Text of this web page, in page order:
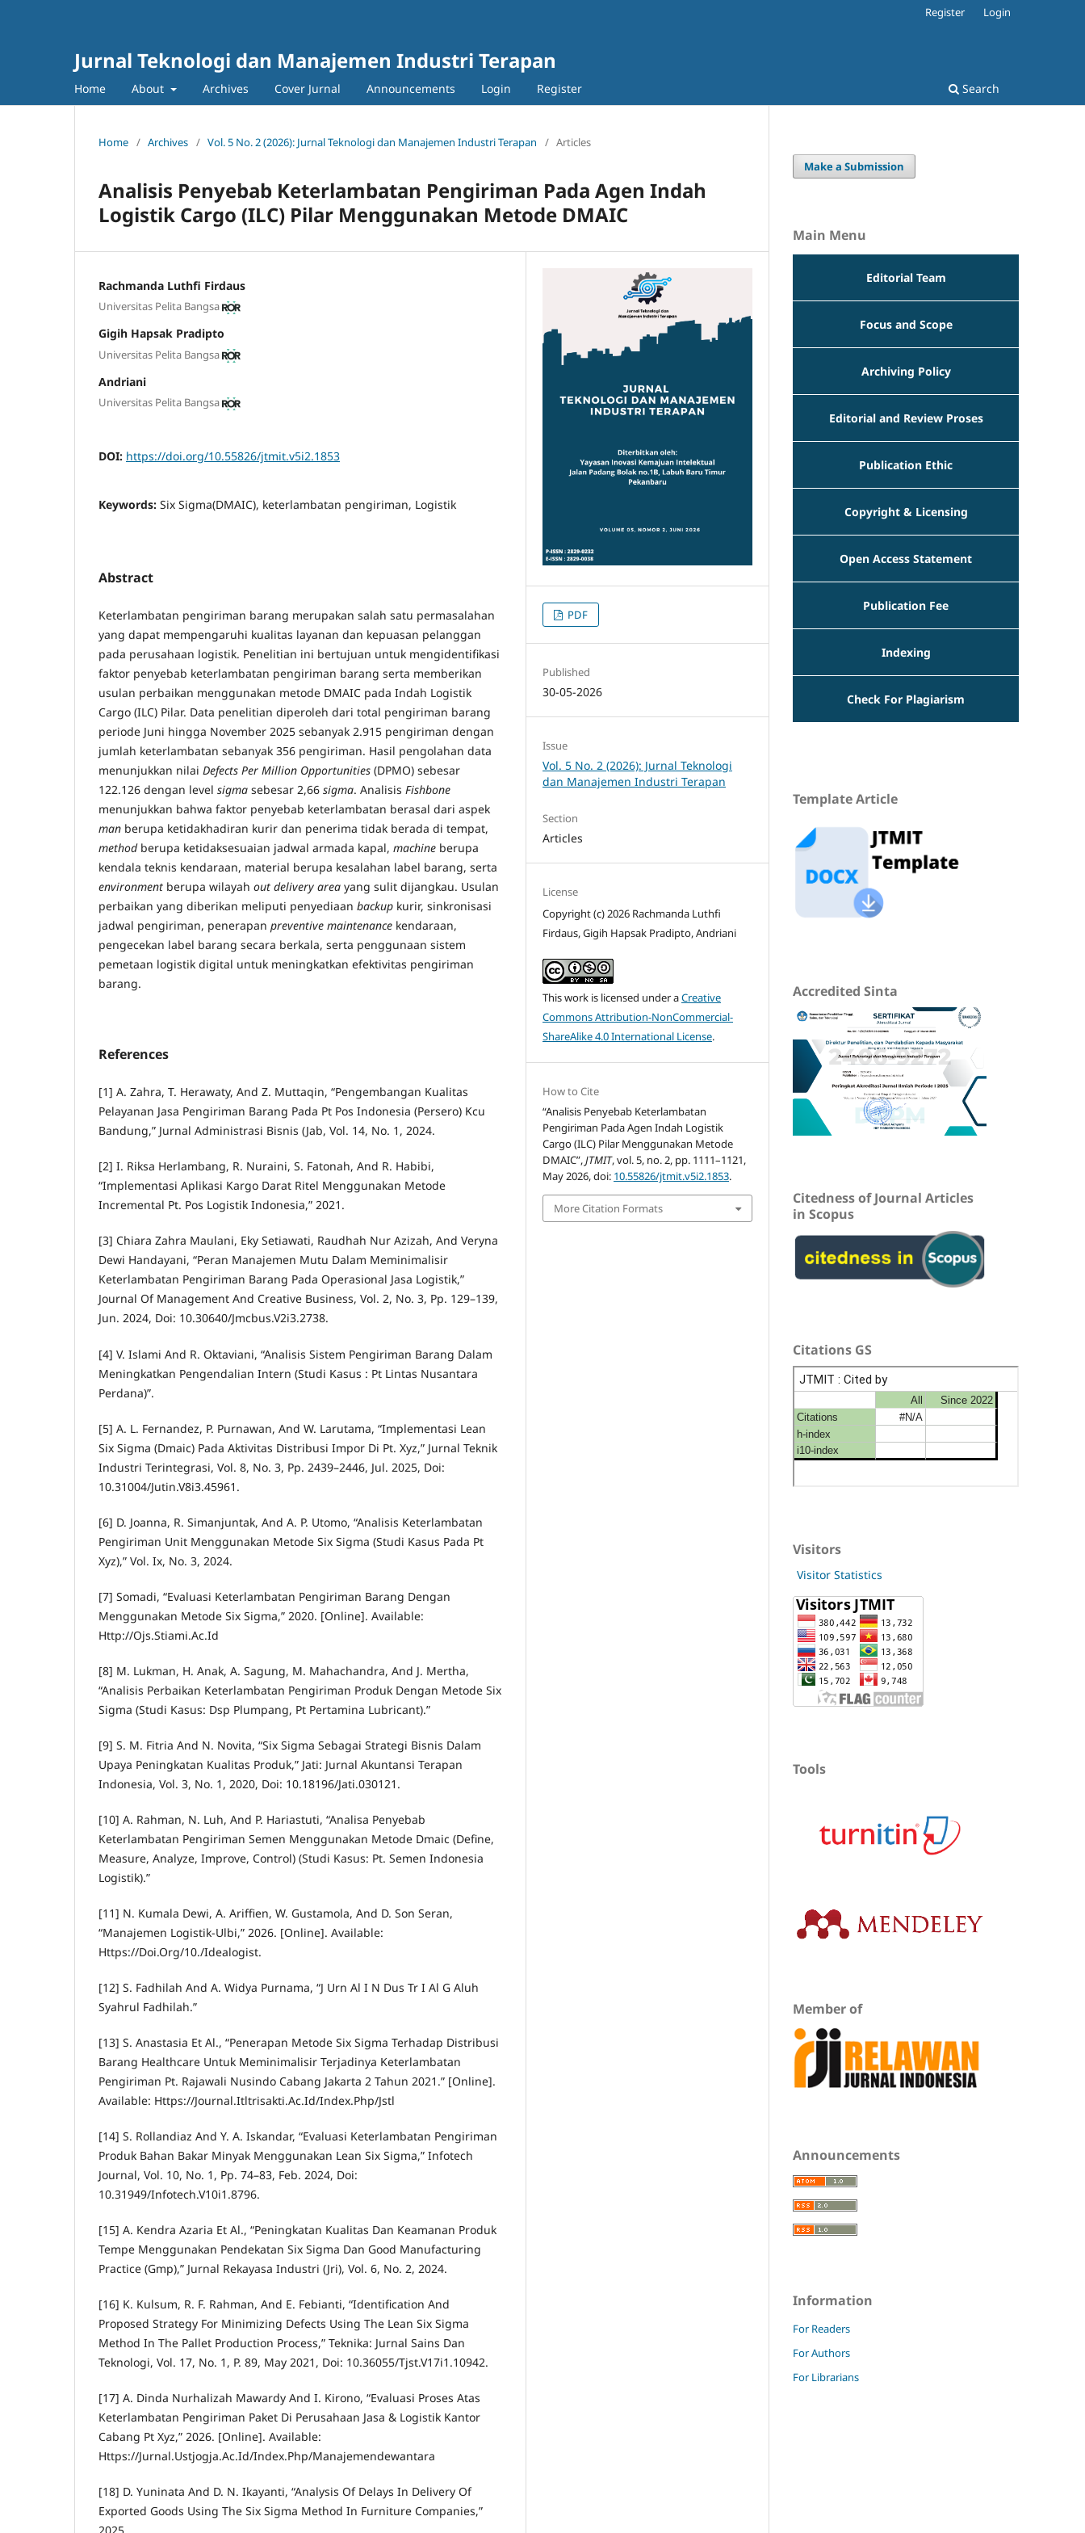
Jurnal Teknologi dan Manajemen Industri Terapan
Home About Archives Cover Jurnal Announcements Login Register Search
Register Login
Home / Archives / Vol. 5 No. 2 (2026): Jurnal Teknologi dan Manajemen Industri Terapan / Articles
Analisis Penyebab Keterlambatan Pengiriman Pada Agen Indah
Logistik Cargo (ILC) Pilar Menggunakan Metode DMAIC
Rachmanda Luthfi Firdaus
Universitas Pelita Bangsa
Gigih Hapsak Pradipto
Universitas Pelita Bangsa
Andriani
Universitas Pelita Bangsa
DOI: https://doi.org/10.55826/jtmit.v5i2.1853
Keywords: Six Sigma(DMAIC), keterlambatan pengiriman, Logistik
Abstract
Keterlambatan pengiriman barang merupakan salah satu permasalahan
yang dapat mempengaruhi kualitas layanan dan kepuasan pelanggan
pada perusahaan logistik. Penelitian ini bertujuan untuk mengidentifikasi
faktor penyebab keterlambatan pengiriman barang serta memberikan
usulan perbaikan menggunakan metode DMAIC pada Indah Logistik
Cargo (ILC) Pilar. Data penelitian diperoleh dari total pengiriman barang
periode Juni hingga November 2025 sebanyak 2.915 pengiriman dengan
jumlah keterlambatan sebanyak 356 pengiriman. Hasil pengolahan data
menunjukkan nilai Defects Per Million Opportunities (DPMO) sebesar
122.126 dengan level sigma sebesar 2,66 sigma. Analisis Fishbone
menunjukkan bahwa faktor penyebab keterlambatan berasal dari aspek
man berupa ketidakhadiran kurir dan penerima tidak berada di tempat,
method berupa ketidaksesuaian jadwal armada kapal, machine berupa
kendala teknis kendaraan, material berupa kesalahan label barang, serta
environment berupa wilayah out delivery area yang sulit dijangkau. Usulan
perbaikan yang diberikan meliputi penyediaan backup kurir, sinkronisasi
jadwal pengiriman, penerapan preventive maintenance kendaraan,
pengecekan label barang secara berkala, serta penggunaan sistem
pemetaan logistik digital untuk meningkatkan efektivitas pengiriman
barang.
References
[1] A. Zahra, T. Herawaty, And Z. Muttaqin, “Pengembangan Kualitas
Pelayanan Jasa Pengiriman Barang Pada Pt Pos Indonesia (Persero) Kcu
Bandung,” Jurnal Administrasi Bisnis (Jab, Vol. 14, No. 1, 2024.
[2] I. Riksa Herlambang, R. Nuraini, S. Fatonah, And R. Habibi,
“Implementasi Aplikasi Kargo Darat Ritel Menggunakan Metode
Incremental Pt. Pos Logistik Indonesia,” 2021.
[3] Chiara Zahra Maulani, Eky Setiawati, Raudhah Nur Azizah, And Veryna
Dewi Handayani, “Peran Manajemen Mutu Dalam Meminimalisir
Keterlambatan Pengiriman Barang Pada Operasional Jasa Logistik,”
Journal Of Management And Creative Business, Vol. 2, No. 3, Pp. 129–139,
Jun. 2024, Doi: 10.30640/Jmcbus.V2i3.2738.
[4] V. Islami And R. Oktaviani, “Analisis Sistem Pengiriman Barang Dalam
Meningkatkan Pengendalian Intern (Studi Kasus : Pt Lintas Nusantara
Perdana)”.
[5] A. L. Fernandez, P. Purnawan, And W. Larutama, “Implementasi Lean
Six Sigma (Dmaic) Pada Aktivitas Distribusi Impor Di Pt. Xyz,” Jurnal Teknik
Industri Terintegrasi, Vol. 8, No. 3, Pp. 2439–2446, Jul. 2025, Doi:
10.31004/Jutin.V8i3.45961.
[6] D. Joanna, R. Simanjuntak, And A. P. Utomo, “Analisis Keterlambatan
Pengiriman Unit Menggunakan Metode Six Sigma (Studi Kasus Pada Pt
Xyz),” Vol. Ix, No. 3, 2024.
[7] Somadi, “Evaluasi Keterlambatan Pengiriman Barang Dengan
Menggunakan Metode Six Sigma,” 2020. [Online]. Available:
Http://Ojs.Stiami.Ac.Id
[8] M. Lukman, H. Anak, A. Sagung, M. Mahachandra, And J. Mertha,
“Analisis Perbaikan Keterlambatan Pengiriman Produk Dengan Metode Six
Sigma (Studi Kasus: Dsp Plumpang, Pt Pertamina Lubricant).”
[9] S. M. Fitria And N. Novita, “Six Sigma Sebagai Strategi Bisnis Dalam
Upaya Peningkatan Kualitas Produk,” Jati: Jurnal Akuntansi Terapan
Indonesia, Vol. 3, No. 1, 2020, Doi: 10.18196/Jati.030121.
[10] A. Rahman, N. Luh, And P. Hariastuti, “Analisa Penyebab
Keterlambatan Pengiriman Semen Menggunakan Metode Dmaic (Define,
Measure, Analyze, Improve, Control) (Studi Kasus: Pt. Semen Indonesia
Logistik).”
[11] N. Kumala Dewi, A. Ariffien, W. Gustamola, And D. Son Seran,
“Manajemen Logistik-Ulbi,” 2026. [Online]. Available:
Https://Doi.Org/10./Idealogist.
[12] S. Fadhilah And A. Widya Purnama, “J Urn Al I N Dus Tr I Al G Aluh
Syahrul Fadhilah.”
[13] S. Anastasia Et Al., “Penerapan Metode Six Sigma Terhadap Distribusi
Barang Healthcare Untuk Meminimalisir Terjadinya Keterlambatan
Pengiriman Pt. Rajawali Nusindo Cabang Jakarta 2 Tahun 2021.” [Online].
Available: Https://Journal.Itltrisakti.Ac.Id/Index.Php/Jstl
[14] S. Rollandiaz And Y. A. Iskandar, “Evaluasi Keterlambatan Pengiriman
Produk Bahan Bakar Minyak Menggunakan Lean Six Sigma,” Infotech
Journal, Vol. 10, No. 1, Pp. 74–83, Feb. 2024, Doi:
10.31949/Infotech.V10i1.8796.
[15] A. Kendra Azaria Et Al., “Peningkatan Kualitas Dan Keamanan Produk
Tempe Menggunakan Pendekatan Six Sigma Dan Good Manufacturing
Practice (Gmp),” Jurnal Rekayasa Industri (Jri), Vol. 6, No. 2, 2024.
[16] K. Kulsum, R. F. Rahman, And E. Febianti, “Identification And
Proposed Strategy For Minimizing Defects Using The Lean Six Sigma
Method In The Pallet Production Process,” Teknika: Jurnal Sains Dan
Teknologi, Vol. 17, No. 1, P. 89, May 2021, Doi: 10.36055/Tjst.V17i1.10942.
[17] A. Dinda Nurhalizah Mawardy And I. Kirono, “Evaluasi Proses Atas
Keterlambatan Pengiriman Paket Di Perusahaan Jasa & Logistik Kantor
Cabang Pt Xyz,” 2026. [Online]. Available:
Https://Jurnal.Ustjogja.Ac.Id/Index.Php/Manajemendewantara
[18] D. Yuninata And D. N. Ikayanti, “Analysis Of Delays In Delivery Of
Exported Goods Using The Six Sigma Method In Furniture Companies,”
PDF
Published
30-05-2026
Issue
Vol. 5 No. 2 (2026): Jurnal Teknologi
dan Manajemen Industri Terapan
Section
Articles
License
Copyright (c) 2026 Rachmanda Luthfi
Firdaus, Gigih Hapsak Pradipto, Andriani
This work is licensed under aCreative
Commons Attribution-NonCommercial-
ShareAlike 4.0 International License.
How to Cite
“Analisis Penyebab Keterlambatan
Pengiriman Pada Agen Indah Logistik
Cargo (ILC) Pilar Menggunakan Metode
DMAIC”,JTMIT, vol. 5, no. 2, pp. 1111–1121,
May 2026, doi: 10.55826/jtmit.v5i2.1853.
More Citation Formats
Make a Submission
Main Menu
Editorial Team
Focus and Scope
Archiving Policy
Editorial and Review Proses
Publication Ethic
Copyright & Licensing
Open Access Statement
Publication Fee
Indexing
Check For Plagiarism
Template Article
Accredited Sinta
Citedness of Journal Articles
in Scopus
Citations GS
Visitors
Visitor Statistics
Tools
Member of
Announcements
Information
For Readers
For Authors
For Librarians